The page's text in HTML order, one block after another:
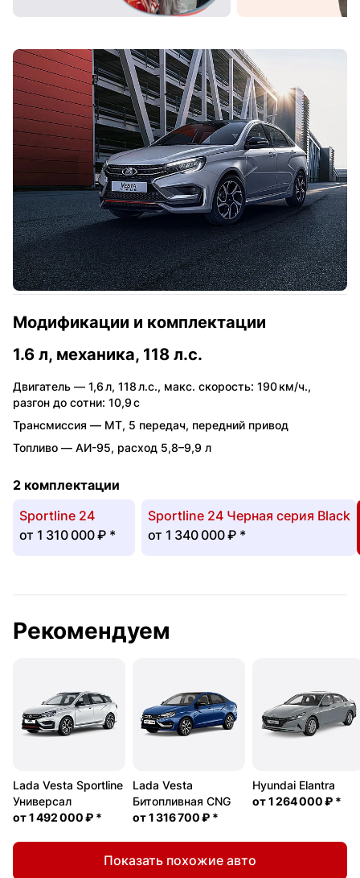
Модификации и комплектации
1.6 л, механика, 118 л.с.
Двигатель — 1,6 л, 118 л.с., макс. скорость: 190 км/ч.,
разгон до сотни: 10,9 с
Трансмиссия — MT, 5 передач, передний привод
Топливо — АИ-95, расход 5,8–9,9 л
2 комплектации
Sportline 24
от 1 310 000 ₽ *
Sportline 24 Черная серия Black
от 1 340 000 ₽ *
Рекомендуем
Lada Vesta Sportline
Универсал
от1 492 000 ₽ *
Lada Vesta
Битопливная CNG
от1 316 700 ₽ *
Hyundai Elantra
от1 264 000 ₽ *
Показать похожие авто